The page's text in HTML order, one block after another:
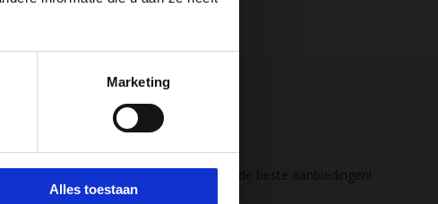
Marketing
Alles toestaan
Aanbiedingen &
Gezondheidstips
Ontvang het laatste nieuws en de beste aanbiedingen!
van